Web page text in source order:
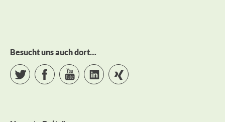
Besucht uns auch dort…
Twitter FacebookYouTubeLinkedInXing